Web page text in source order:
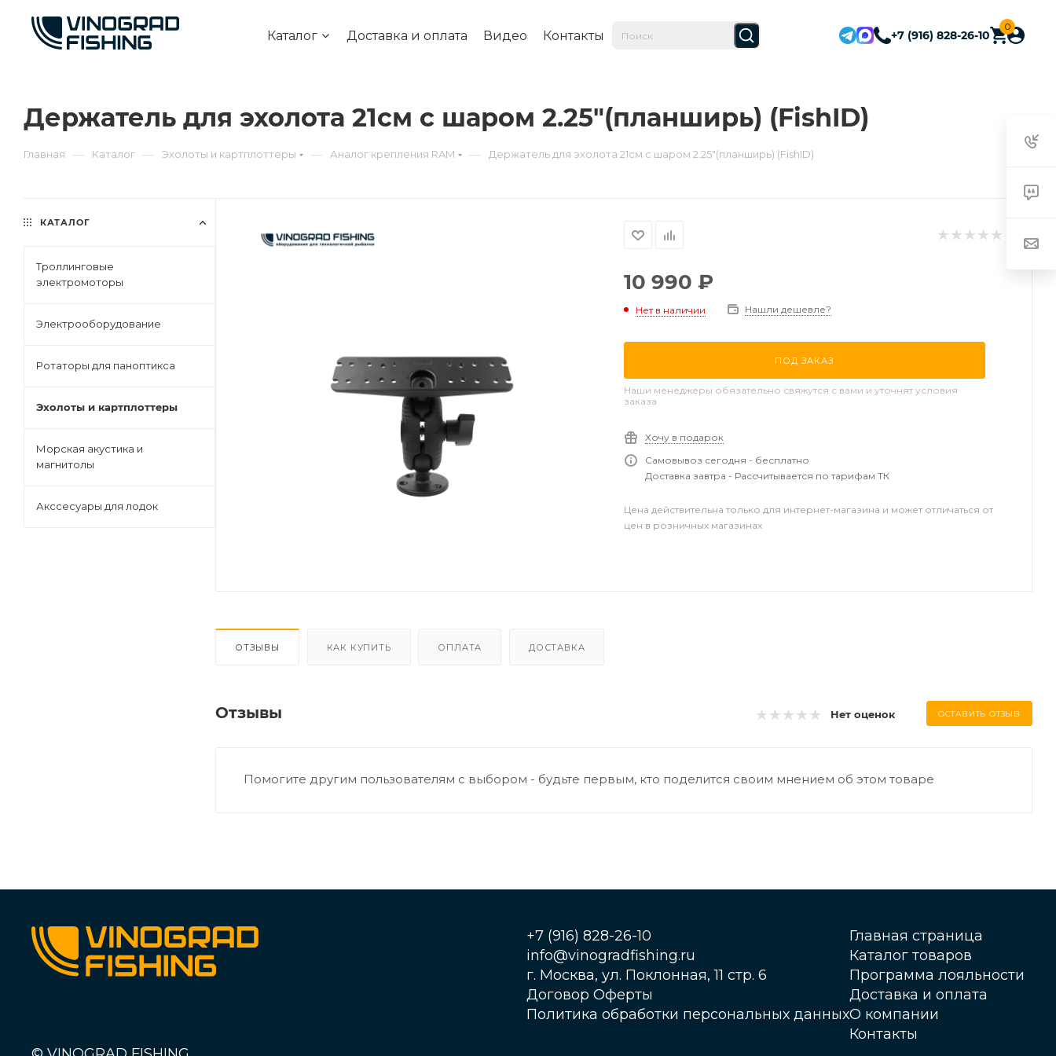
Каталог Доставка и оплата Видео Контакты +7 (916) 828-26-10
0
Держатель для эхолота 21см с шаром 2.25"(планширь) (FishID)
Главная — Каталог — Эхолоты и картплоттеры — Аналог крепления RAM — Держатель для эхолота 21см с шаром 2.25"(планширь) (FishID)
10 990 ₽
Нет в наличии Нашли дешевле?
ПОД ЗАКАЗ
Наши менеджеры обязательно свяжутся с вами и уточнят условия
заказа
Хочу в подарок
Самовывоз сегодня - бесплатно
Доставка завтра - Рассчитывается по тарифам ТК
Цена действительна только для интернет-магазина и может отличаться от
цен в розничных магазинах
ОТЗЫВЫ КАК КУПИТЬ ОПЛАТА ДОСТАВКА
Отзывы Нет оценок ОСТАВИТЬ ОТЗЫВ
Помогите другим пользователям с выбором - будьте первым, кто поделится своим мнением об этом товаре
КАТАЛОГ
Троллинговые
электромоторы
Электрооборудование
Ротаторы для паноптикса
Эхолоты и картплоттеры
Морская акустика и
магнитолы
Акссесуары для лодок
+7 (916) 828-26-10
info@vinogradfishing.ru
г. Москва, ул. Поклонная, 11 стр. 6
Договор Оферты
Политика обработки персональных данных
Главная страница
Каталог товаров
Программа лояльности
Доставка и оплата
О компании
Контакты